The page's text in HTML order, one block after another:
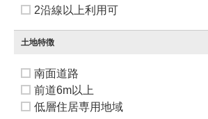
2沿線以上利用可
土地特徴
南面道路
前道6m以上
低層住居専用地域